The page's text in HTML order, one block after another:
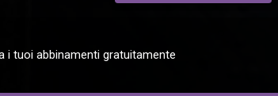
i tuoi abbinamenti gratuitamente